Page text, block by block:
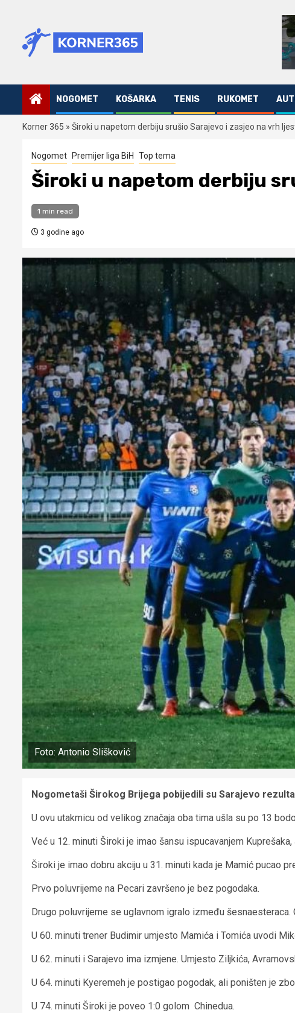
content
NOGOMET KOŠARKA TENIS RUKOMET
Korner 365 » Široki u napetom derbiju srušio Sarajevo i zasjeo na vrh
Nogomet Premijer liga BiH Top tema
Široki u napetom derbiju
1 min read
3 godine ago
Foto: Antonio Slišković
Nogometaši Širokog Brijega pobijedili su Sarajevo
U ovu utakmicu od velikog značaja oba tima ušla su po 13
Već u 12. minuti Široki je imao šansu ispucavanjem
Široki je imao dobru akciju u 31. minuti kada je Mamić pucao
Prvo poluvrijeme na Pecari završeno je bez pogodaka.
Drugo poluvrijeme se uglavnom igralo između
U 60. minuti trener Budimir umjesto Mamića i Tomića uvodi
U 62. minuti i Sarajevo ima izmjene. Umjesto Ziljkića,
U 64. minuti Kyeremeh je postigao pogodak, ali poništen je
U 74. minuti Široki je poveo 1:0 golom Chinedua.